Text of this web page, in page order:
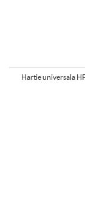
Hartie universala